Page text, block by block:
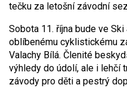
tečku za letošní závodní
Sobota 11. října bude ve
oblíbenému cyklistickému
Valachy Bílá. Členité
výhledy do údolí, ale i lehčí
závody pro děti a pestrý